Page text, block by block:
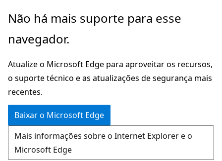
Pular
o
principal
Não há mais suporte para esse
navegador.
Atualize o Microsoft Edge para aproveitar os recursos,
o suporte técnico e as atualizações de segurança mais
recentes.
Baixar o Microsoft Edge
Mais informações sobre o Internet Explorer e o
Microsoft Edge